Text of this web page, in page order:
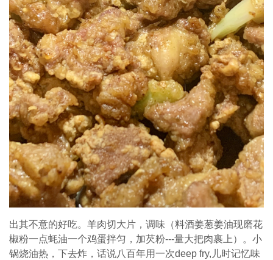
出其不意的好吃。羊肉切大片，调味（料酒姜葱姜油现磨花
椒粉一点蚝油一个鸡蛋拌匀，加芡粉---量大把肉裹上）。小
锅烧油热，下去炸，话说八百年用一次deep fry,儿时记忆味